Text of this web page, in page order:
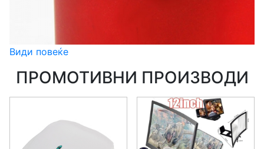
Види повеќе
ПРОМОТИВНИ ПРОИЗВОДИ